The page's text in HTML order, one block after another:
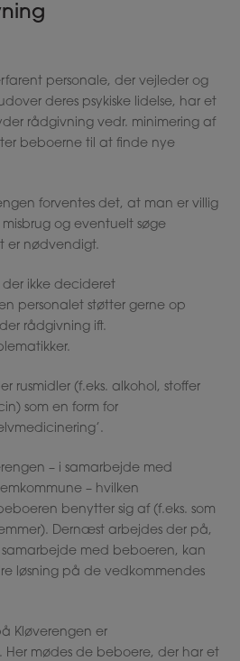
personale, der vejleder og
deres psykiske lidelse, har et
rådgivning vedr. minimering af
beboerne til at finde nye
forventes det, at man er villig
og eventuelt søge
er nødvendigt.
der ikke decideret
personalet støtter gerne op
rådgivning ift.
rusmidler (f.eks. alkohol, stoffer
som en form for
– i samarbejde med
– hvilken
benytter sig af (f.eks. som
Dernæst arbejdes der på,
med beboeren, kan
løsning på de vedkommendes
Kløverengen er
mødes de beboere, der har et